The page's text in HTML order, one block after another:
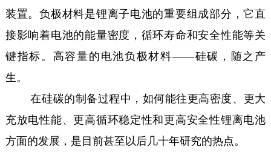
装置。负极材料是锂离子电池的重要组成部分，它直
接影响着电池的能量密度，循环寿命和安全性能等关
键指标。高容量的电池负极材料——硅碳，随之产
生。
在硅碳的制备过程中，如何能往更高密度、更大
充放电性能、更高循环稳定性和更高安全性锂离电池
方面的发展，是目前甚至以后几十年研究的热点。